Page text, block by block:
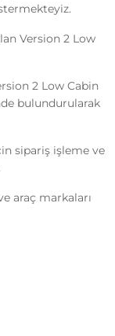
Version 2 Low
2 Low Cabin
bulundurularak
sipariş işleme ve
araç markaları